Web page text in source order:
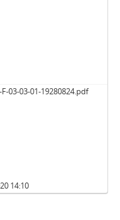
F-03-03-01-19280824.pdf
14:10